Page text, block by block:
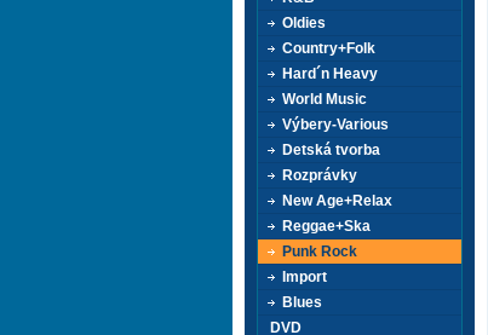
Oldies
Country+Folk
Hard´n Heavy
World Music
Výbery-Various
Detská tvorba
Rozprávky
New Age+Relax
Reggae+Ska
Punk Rock
Import
Blues
DVD